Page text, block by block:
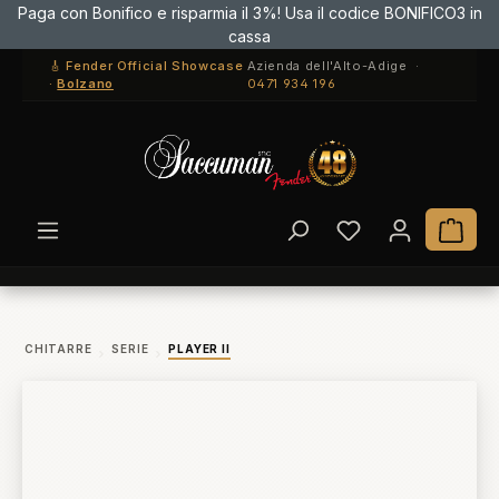
Passa al contenuto principale
Paga con Bonifico e risparmia il 3%! Usa il codice BONIFICO3 in
cassa
🎸 Fender Official Showcase
·Bolzano
Azienda dell'Alto-Adige ·
0471 934 196
Hai 0 articoli
Il
CHITARRE SERIE PLAYER II